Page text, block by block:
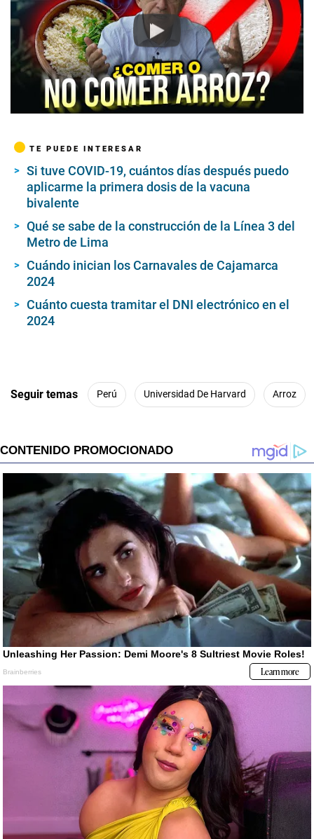
Play
TE PUEDE INTERESAR
Si tuve COVID-19, cuántos días después puedo
aplicarme la primera dosis de la vacuna
bivalente
Qué se sabe de la construcción de la Línea 3 del
Metro de Lima
Cuándo inician los Carnavales de Cajamarca
2024
Cuánto cuesta tramitar el DNI electrónico en el
2024
Seguir temas Perú Universidad De Harvard Arroz